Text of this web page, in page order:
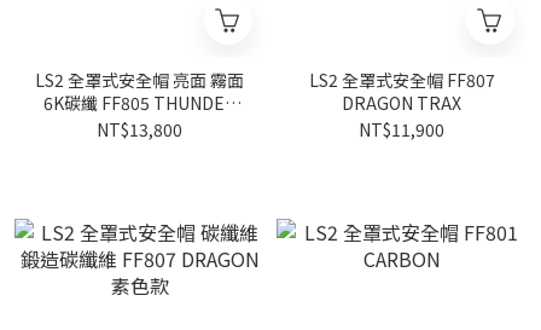
LS2 全罩式安全帽 亮面 霧面
6K碳纖 FF805 THUNDER
CARBON GP AERO
NT$13,800
LS2 全罩式安全帽 FF807
DRAGON TRAX
NT$11,900